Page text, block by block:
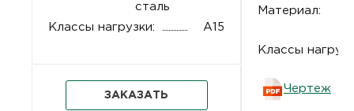
сталь
Классы нагрузки:
A15
ЗАКАЗАТЬ
Материал:
Классы
Чертеж